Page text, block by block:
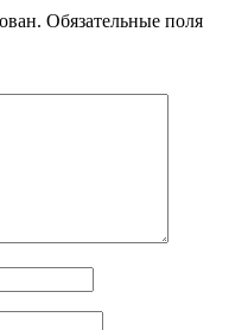
Обязательные поля